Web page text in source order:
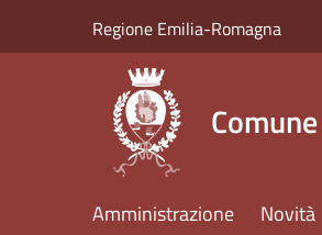
Regione Emilia-Romagna
Amministrazione Novità